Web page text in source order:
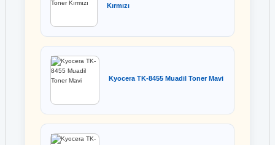
Kırmızı
Kyocera TK-8455 Muadil Toner Mavi